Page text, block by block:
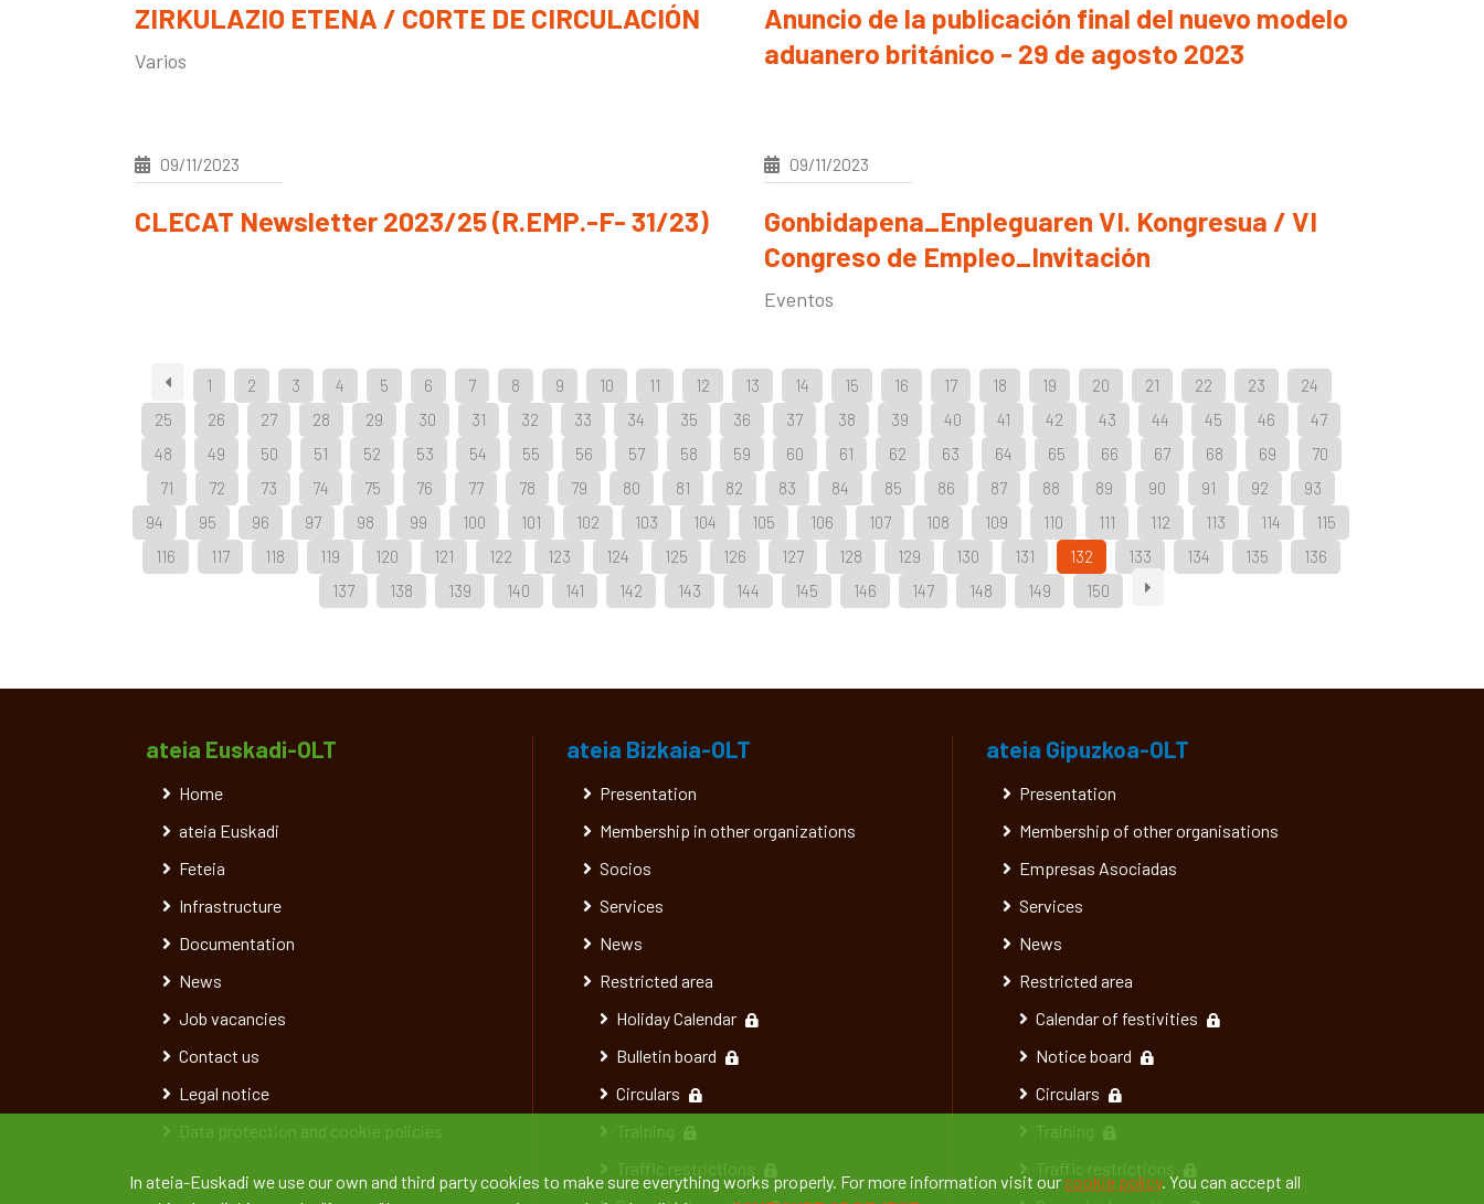
ZIRKULAZIO ETENA / CORTE DE CIRCULACIÓN
Varios
Anuncio de la publicación final del nuevo modelo
aduanero británico - 29 de agosto 2023
09/11/2023
CLECAT Newsletter 2023/25 (R.EMP.-F- 31/23)
09/11/2023
Gonbidapena_Enpleguaren VI. Kongresua / VI
Congreso de Empleo_Invitación
Eventos
1 2 3 4 5 6 7 8 9 10 11 12 13 14 15 16 17 18 19 20 21 22 23
24
25
26 27 28 29 30 31 32 33 34 35 36 37 38 39 40 41 42 43 44 45 46
47
48
49 50 51 52 53 54 55 56 57 58 59 60 61 62 63 64 65 66 67 68 69
70
71
72 73 74 75 76 77 78 79 80 81 82 83 84 85 86 87 88 89 90 91 92
93
94
95 96 97 98 99 100 101 102 103 104 105 106 107 108 109 110 111 112 113 114
115
116
117 118 119 120 121 122 123 124 125 126 127 128 129 130 131 132 133 134 135
136
137
138 139 140 141 142 143 144 145 146 147 148 149 150
ateia Euskadi-OLT
Home
ateia Euskadi
Feteia
Infrastructure
Documentation
News
Job vacancies
Contact us
Legal notice
Data protection and cookie policies
ateia Bizkaia-OLT
Presentation
Membership in other organizations
Socios
Services
News
Restricted area
Holiday Calendar
Bulletin board
Circulars
Training
Traffic restrictions
ateia Gipuzkoa-OLT
Presentation
Membership of other organisations
Empresas Asociadas
Services
News
Restricted area
Calendar of festivities
Notice board
Circulars
Training
Traffic restrictions
In ateia-Euskadi we use our own and third party cookies to make sure everything works properly. For more information visit ourcookie policy. You can accept all